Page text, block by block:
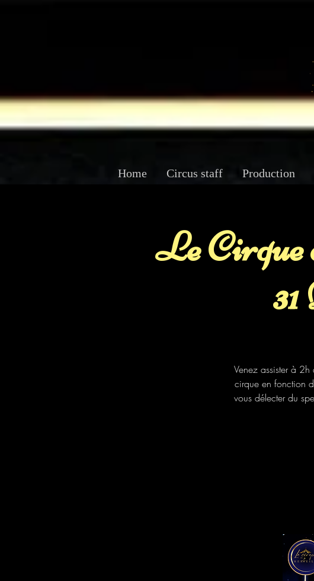
Home Circus staff Production
Le Cirque
Venez assister à
cirque en fonction
vous délecter du